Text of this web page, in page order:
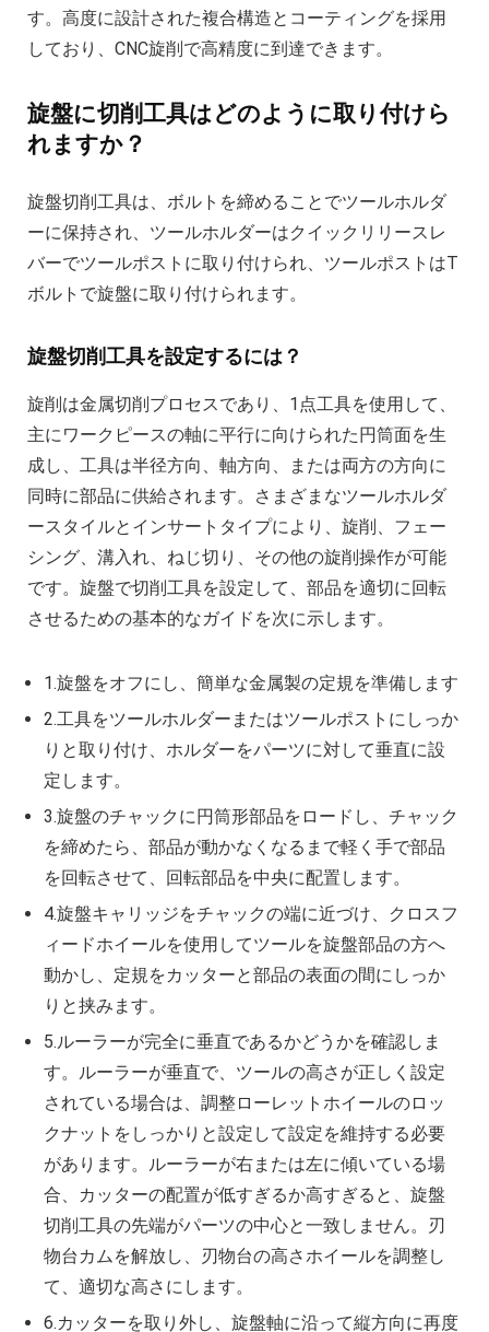
す。高度に設計された複合構造とコーティングを採用
しており、CNC旋削で高精度に到達できます。
旋盤に切削工具はどのように取り付けら
れますか？
旋盤切削工具は、ボルトを締めることでツールホルダ
ーに保持され、ツールホルダーはクイックリリースレ
バーでツールポストに取り付けられ、ツールポストはT
ボルトで旋盤に取り付けられます。
旋盤切削工具を設定するには？
旋削は金属切削プロセスであり、1点工具を使用して、
主にワークピースの軸に平行に向けられた円筒面を生
成し、工具は半径方向、軸方向、または両方の方向に
同時に部品に供給されます。さまざまなツールホルダ
ースタイルとインサートタイプにより、旋削、フェー
シング、溝入れ、ねじ切り、その他の旋削操作が可能
です。旋盤で切削工具を設定して、部品を適切に回転
させるための基本的なガイドを次に示します。
1.旋盤をオフにし、簡単な金属製の定規を準備します
2.工具をツールホルダーまたはツールポストにしっか
りと取り付け、ホルダーをパーツに対して垂直に設
定します。
3.旋盤のチャックに円筒形部品をロードし、チャック
を締めたら、部品が動かなくなるまで軽く手で部品
を回転させて、回転部品を中央に配置します。
4.旋盤キャリッジをチャックの端に近づけ、クロスフ
ィードホイールを使用してツールを旋盤部品の方へ
動かし、定規をカッターと部品の表面の間にしっか
りと挟みます。
5.ルーラーが完全に垂直であるかどうかを確認しま
す。ルーラーが垂直で、ツールの高さが正しく設定
されている場合は、調整ローレットホイールのロッ
クナットをしっかりと設定して設定を維持する必要
があります。ルーラーが右または左に傾いている場
合、カッターの配置が低すぎるか高すぎると、旋盤
切削工具の先端がパーツの中心と一致しません。刃
物台カムを解放し、刃物台の高さホイールを調整し
て、適切な高さにします。
6.カッターを取り外し、旋盤軸に沿って縦方向に再度